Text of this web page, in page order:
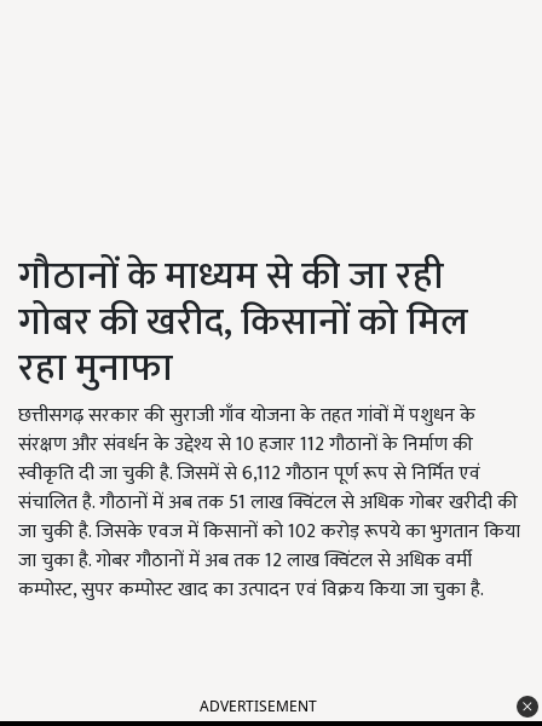
गौठानों के माध्यम से की जा रही
गोबर की खरीद, किसानों को मिल
रहा मुनाफा
छत्तीसगढ़ सरकार की सुराजी गाँव योजना के तहत गांवों में पशुधन के
संरक्षण और संवर्धन के उद्देश्य से 10 हजार 112 गौठानों के निर्माण की
स्वीकृति दी जा चुकी है. जिसमें से 6,112 गौठान पूर्ण रूप से निर्मित एवं
संचालित है. गौठानों में अब तक 51 लाख क्विंटल से अधिक गोबर खरीदी की
जा चुकी है. जिसके एवज में किसानों को 102 करोड़ रूपये का भुगतान किया
जा चुका है. गोबर गौठानों में अब तक 12 लाख क्विंटल से अधिक वर्मी
कम्पोस्ट, सुपर कम्पोस्ट खाद का उत्पादन एवं विक्रय किया जा चुका है.
ADVERTISEMENT